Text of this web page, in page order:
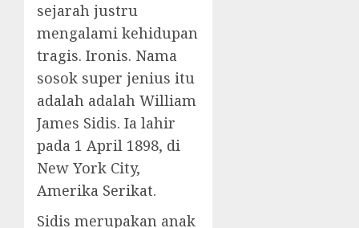
sejarah justru
mengalami kehidupan
tragis. Ironis. Nama
sosok super jenius itu
adalah adalah William
James Sidis. Ia lahir
pada 1 April 1898, di
New York City,
Amerika Serikat.
Sidis merupakan anak